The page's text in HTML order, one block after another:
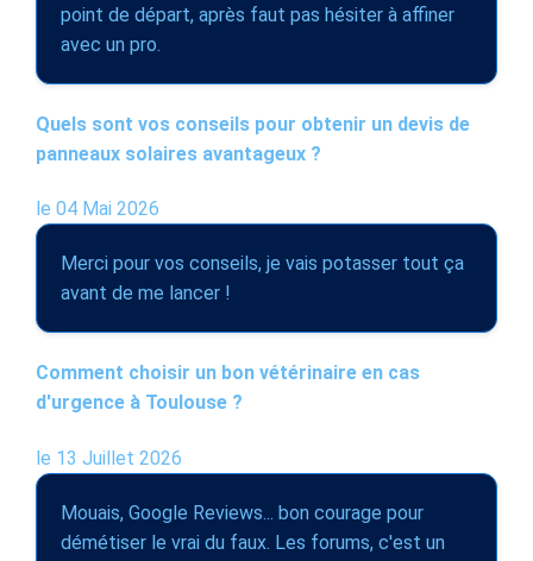
point de départ, après faut pas hésiter à affiner
avec un pro.
Quels sont vos conseils pour obtenir un devis de
panneaux solaires avantageux ?
le 04 Mai 2026
Merci pour vos conseils, je vais potasser tout ça
avant de me lancer !
Comment choisir un bon vétérinaire en cas
d'urgence à Toulouse ?
le 13 Juillet 2026
Mouais, Google Reviews... bon courage pour
démétiser le vrai du faux. Les forums, c'est un